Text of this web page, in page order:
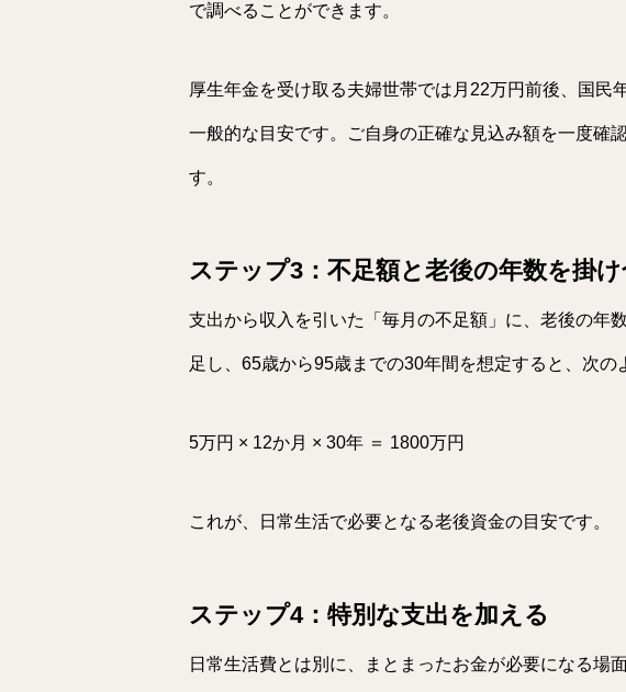
で調べることができます。
厚生年金を受け取る夫婦世帯では月22万円前後、国民
一般的な目安です。ご自身の正確な見込み額を一度確
す。
ステップ3：不足額と老後の年数を掛
支出から収入を引いた「毎月の不足額」に、老後の年
足し、65歳から95歳までの30年間を想定すると、次の
5万円 × 12か月 × 30年 ＝ 1800万円
これが、日常生活で必要となる老後資金の目安です。
ステップ4：特別な支出を加える
日常生活費とは別に、まとまったお金が必要になる場